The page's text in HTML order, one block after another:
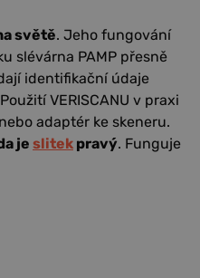
světě. Jeho fungování
slévárna PAMP přesně
identifikační údaje
VERISCANU v praxi
adaptér ke skeneru.
je slitek pravý. Funguje